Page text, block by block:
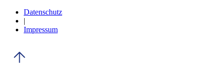
Datenschutz
|
Impressum